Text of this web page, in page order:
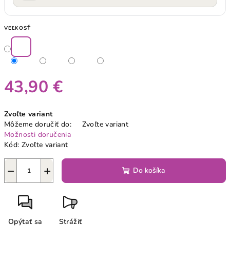
VEĽKOSŤ
43,90 €
cena:
Zvoľte variant
Môžeme doručiť do:
Zvoľte variant
Možnosti doručenia
Kód: Zvoľte variant
+
− Do košíka
Opýtať sa Strážiť